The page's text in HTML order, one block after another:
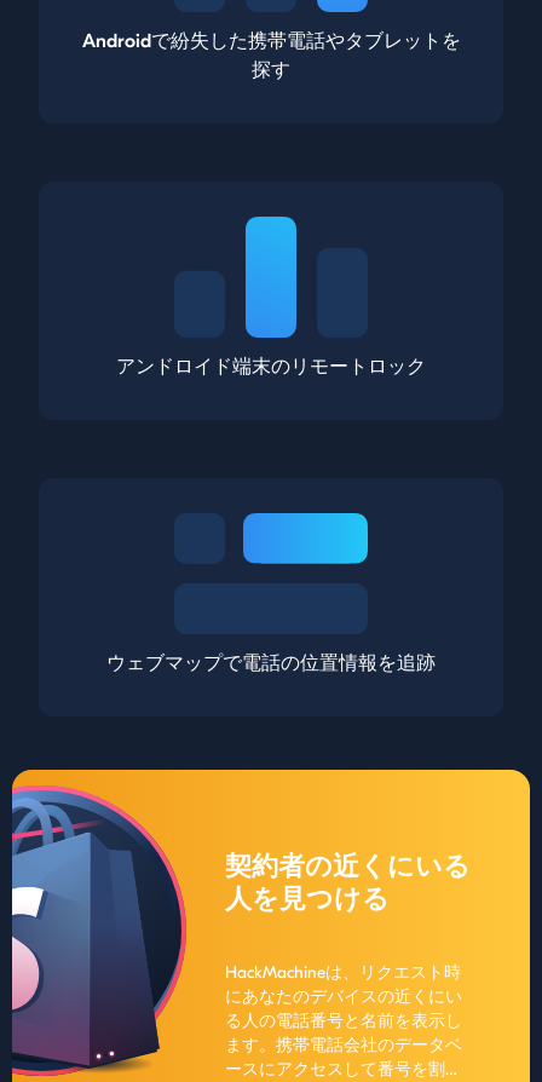
Androidで紛失した携帯電話やタブレットを
探す
アンドロイド端末のリモートロック
ウェブマップで電話の位置情報を追跡
契約者の近くにいる
人を見つける
HackMachineは、リクエスト時
にあなたのデバイスの近くにい
る人の電話番号と名前を表示し
ます。携帯電話会社のデータベ
ースにアクセスして番号を割り